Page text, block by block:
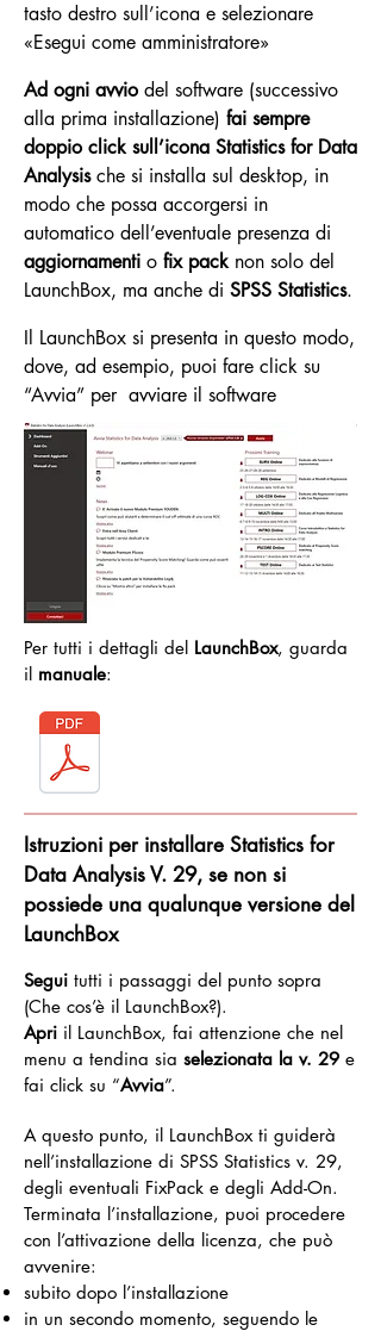
tasto destro sull’icona e selezionare
«Esegui come amministratore»
Ad ogni avvio del software (successivo
alla prima installazione) fai sempre
doppio click sull’icona Statistics for Data
Analysische si installa sul desktop, in
modo che possa accorgersi in
automatico dell’eventuale presenza di
aggiornamenti o fix packnon solo del
LaunchBox, ma anche di SPSS Statistics.
Il LaunchBox si presenta in questo modo,
dove, ad esempio, puoi fare click su
“Avvia” per avviare il software
Per tutti i dettagli del LaunchBox, guarda
il manuale:
Istruzioni per installare Statistics for
Data Analysis V. 29, se non si
possiede una qualunque versione del
LaunchBox
Segui tutti i passaggi del punto sopra
(Che cos’è il LaunchBox?).
Apri il LaunchBox, fai attenzione che nel
menu a tendina sia selezionata la v. 29 e
fai click su “Avvia”.
A questo punto, il LaunchBox ti guiderà
nell’installazione di SPSS Statistics v. 29,
degli eventuali FixPack e degli Add-On.
Terminata l’installazione, puoi procedere
con l’attivazione della licenza, che può
avvenire:
subito dopo l’installazione
in un secondo momento, seguendo le